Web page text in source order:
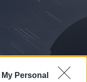
Personal